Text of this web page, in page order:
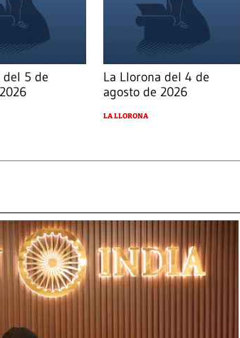
del 5 de
La Llorona del 4 de
agosto de 2026
LA LLORONA